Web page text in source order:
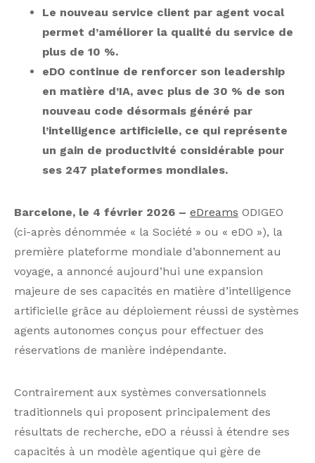
Le nouveau service client par agent vocal
permet d’améliorer la qualité du service de
plus de 10 %.
eDO continue de renforcer son leadership
en matière d’IA, avec plus de 30 % de son
nouveau code désormais généré par
l’intelligence artificielle, ce qui représente
un gain de productivité considérable pour
ses 247 plateformes mondiales.
Barcelone, le 4 février 2026 – eDreams ODIGEO
(ci-après dénommée « la Société » ou « eDO »), la
première plateforme mondiale d’abonnement au
voyage, a annoncé aujourd’hui une expansion
majeure de ses capacités en matière d’intelligence
artificielle grâce au déploiement réussi de systèmes
agents autonomes conçus pour effectuer des
réservations de manière indépendante.
Contrairement aux systèmes conversationnels
traditionnels qui proposent principalement des
résultats de recherche, eDO a réussi à étendre ses
capacités à un modèle agentique qui gère de